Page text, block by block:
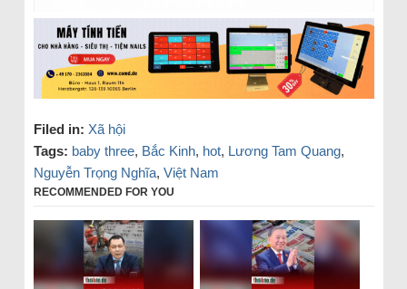
Filed in: Xã hội
Tags: baby three, Bắc Kinh, hot, Lương Tam Quang,
Nguyễn Trọng Nghĩa, Việt Nam
RECOMMENDED FOR YOU